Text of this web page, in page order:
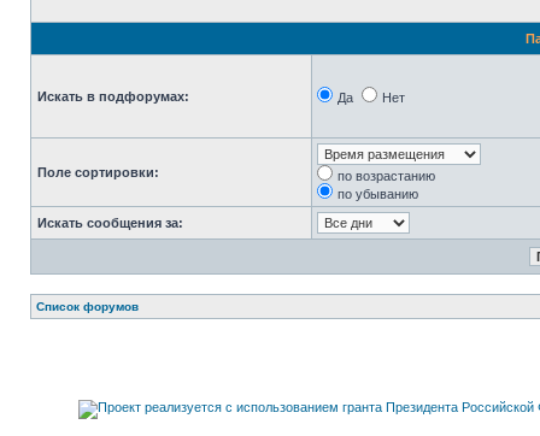
Искать в подфорумах: Да Нет
Поле сортировки:
по возрастанию
по убыванию
Искать сообщения за:
Список форумов